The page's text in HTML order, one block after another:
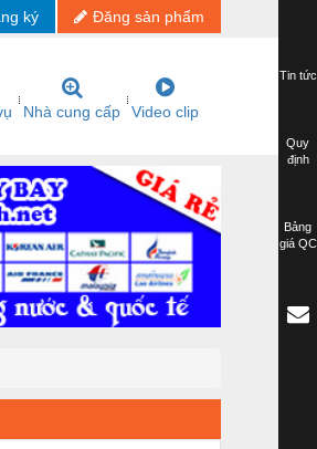
Đăng sản phẩm
ký
Nhà cung cấp Video clip
Tin tức
Quy
định
Bảng
giá QC